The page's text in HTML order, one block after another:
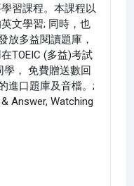
習課程。本課程以
文學習; 同時，也
放多益閱讀題庫，
TOEIC (多益)考試
學， 免費贈送數回
進口題庫及音檔。;
Answer, Watching